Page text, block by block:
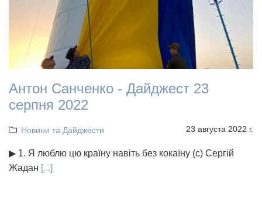
Антон Санченко - Дайджест 23
серпня 2022
Новини та Дайджести 23 августа 2022 г.
▶ 1. Я люблю цю країну навіть без кокаїну (с) Сергій
Жадан [...]